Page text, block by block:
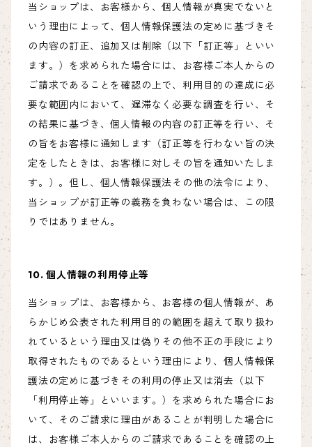
当ショップは、お客様から、個人情報が真実でないと
いう理由によって、個人情報保護法の定めに基づきそ
の内容の訂正、追加又は削除（以下「訂正等」といい
ます。）を求められた場合には、お客様ご本人からの
ご請求であることを確認の上で、利用目的の達成に必
要な範囲内において、遅滞なく必要な調査を行い、そ
の結果に基づき、個人情報の内容の訂正等を行い、そ
の旨をお客様に通知します（訂正等を行わない旨の決
定をしたときは、お客様に対しその旨を通知いたしま
す。）。但し、個人情報保護法その他の法令により、
当ショップが訂正等の義務を負わない場合は、この限
りではありません。
10. 個人情報の利用停止等
当ショップは、お客様から、お客様の個人情報が、あ
らかじめ公表された利用目的の範囲を超えて取り扱わ
れているという理由又は偽りその他不正の手段により
取得されたものであるという理由により、個人情報保
護法の定めに基づきその利用の停止又は消去（以下
「利用停止等」といいます。）を求められた場合にお
いて、そのご請求に理由があることが判明した場合に
は、お客様ご本人からのご請求であることを確認の上